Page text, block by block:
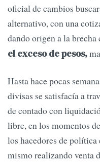
oficial de cambios
alternativo, con una
dando origen a la brecha
el exceso de pesos,
Hasta hace pocas
divisas se satisfacía a
de contado con
libre, en los momentos
los hacedores de
mismo realizando venta